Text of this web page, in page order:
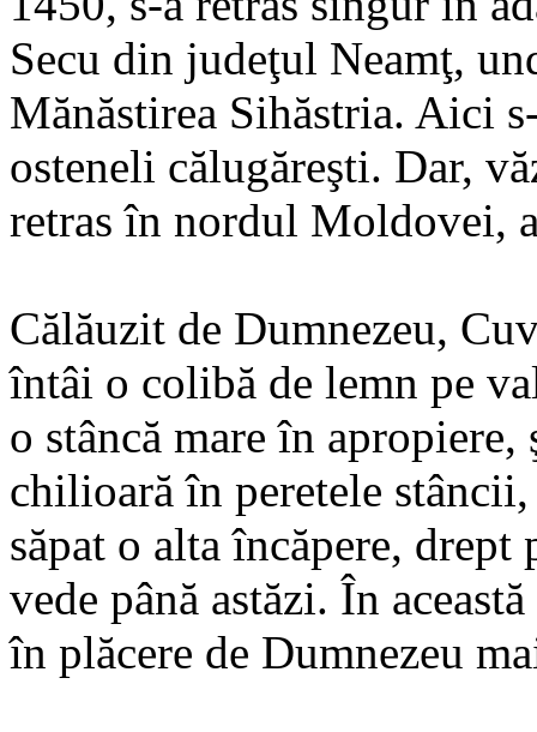
Secu din judeţul Neamţ,
Mănăstirea Sihăstria. Aici
osteneli călugăreşti. Dar,
retras în nordul Moldovei,
Călăuzit de Dumnezeu,
întâi o colibă de lemn pe
o stâncă mare în
chilioară în peretele
săpat o alta încăpere, drept
vede până astăzi. În
în plăcere de Dumnezeu